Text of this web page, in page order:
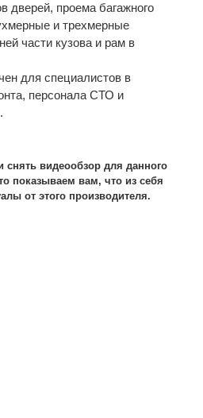
дверей, проема багажного
и трехмерные
части кузова и рам в
для специалистов в
персонала СТО и
видеообзор для данного
показываем вам, что из себя
от этого производителя.